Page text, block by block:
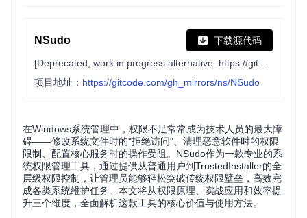
NSudo 下载源代码
项目地址： https://gitcode.com/gh_mirrors/ns/NSudo
在Windows系统管理中，权限不足常常成为技术人员的最大障
碍——修改系统文件时的"拒绝访问"、清理恶意软件时的权限
限制、配置核心服务时的操作受阻。NSudo作为一款专业的系
统权限管理工具，通过提供从普通用户到TrustedInstaller的全
层级权限控制，让管理员能够轻松突破传统权限壁垒，高效完
成各类系统维护任务。本文将从权限原理、实战应用和效率提
升三个维度，全面解析这款工具的核心价值与使用方法。